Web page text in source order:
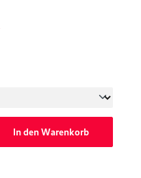
ein oder benutze die
In den Warenkorb